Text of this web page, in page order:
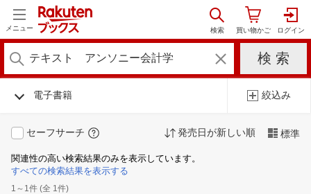
メニュー
電子書籍 絞込み
セーフサーチ 発売日が新しい順 標準
関連性の高い検索結果のみを表示しています。
すべての検索結果を表示する
1～1件 (全 1件)